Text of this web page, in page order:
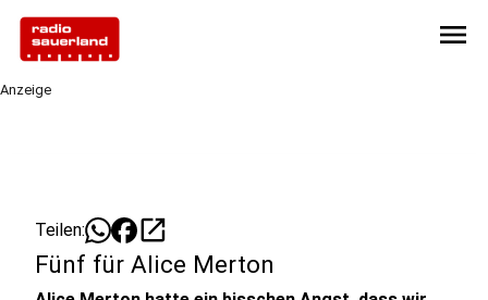
menu
Anzeige
Teilen: open_in_new
Fünf für Alice Merton